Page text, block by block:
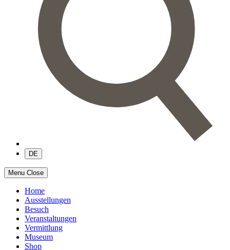
DE
Menu Close
Home
Ausstellungen
Besuch
Veranstaltungen
Vermittlung
Museum
Shop